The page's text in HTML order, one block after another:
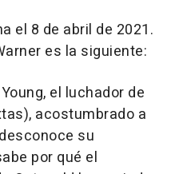
el 8 de abril de 2021.
es la siguiente:
el luchador de
acostumbrado a
su
por qué el